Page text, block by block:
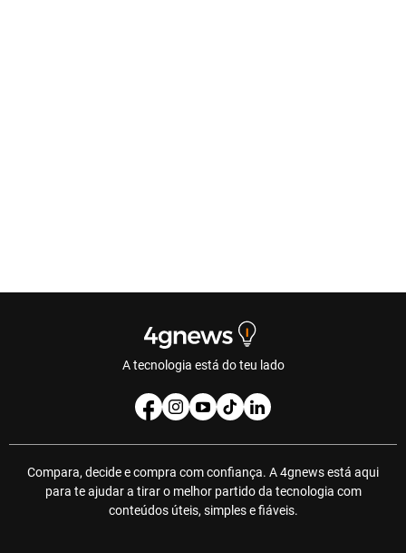
A tecnologia está do teu lado
Compara, decide e compra com confiança. A 4gnews está aqui
para te ajudar a tirar o melhor partido da tecnologia com
conteúdos úteis, simples e fiáveis.